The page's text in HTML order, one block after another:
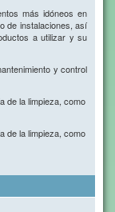
más idóneos en
de instalaciones, así
a utilizar y su
y control
de la limpieza, como
de la limpieza, como